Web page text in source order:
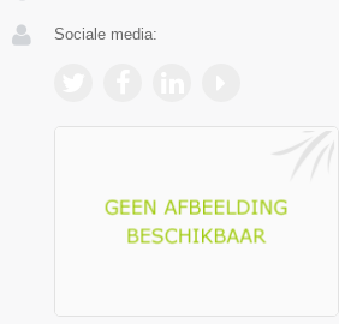
Sociale media: